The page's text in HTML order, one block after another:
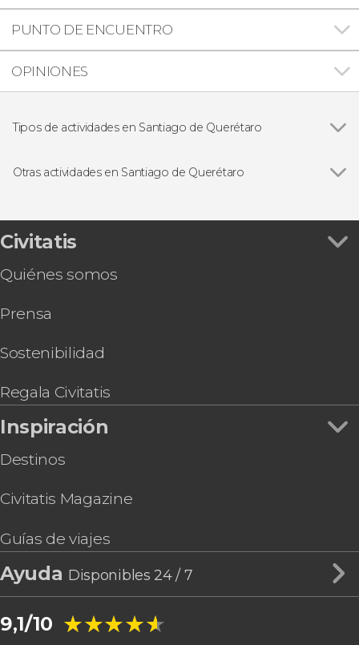
PUNTO DE ENCUENTRO
OPINIONES
Tipos de actividades en Santiago de Querétaro
Gastronomía y enoturismo
Otras actividades en Santiago de Querétaro
Querétaro
Descenso de cañones en el Paso de Vaqueros
Tour en quad por San Joaquín + Visita a la Gruta
Civitatis
Quiénes somos
Prensa
Sostenibilidad
Regala Civitatis
Inspiración
Destinos
Civitatis Magazine
Guías de viajes
Ayuda Disponibles 24 / 7
9,1/10 ★★★★★
★★★★★